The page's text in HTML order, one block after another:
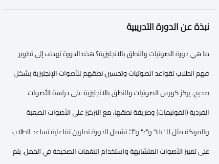
نبذة عن الدورة التدريبية
ما هي دورة الصوتيات والنطق بالانجليزية؟ هذه الدورة تهدف إلى تطوير
فهم الطلاب لقواعد الصوتيات وتحسين نطقهم للأصوات الإنجليزية بشكل
صحيح. يركز كورس الصوتيات والنطق بالانجليزية على دراسة الأصوات
الفردية (الفونيمات) وطريقة نطقها، مع التركيز على الأصوات الصعبة
والمربكة مثل الـ"th" و"r" و"l". تشمل الدورة تمارين تفاعلية تساعد الطلاب
على تمييز الأصوات المتشابهة واستخدام النغمات الصحيحة في الجمل. يتم